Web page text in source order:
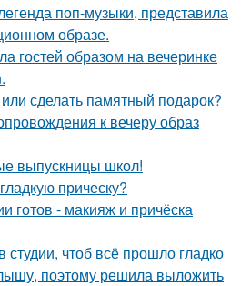
поп-музыки, представила
образе.
гостей образом на вечеринке
сделать памятный подарок?
к вечеру образ
выпускницы школ!
прическу?
готов - макияж и причёска
студии, чтоб всё прошло гладко
поэтому решила выложить